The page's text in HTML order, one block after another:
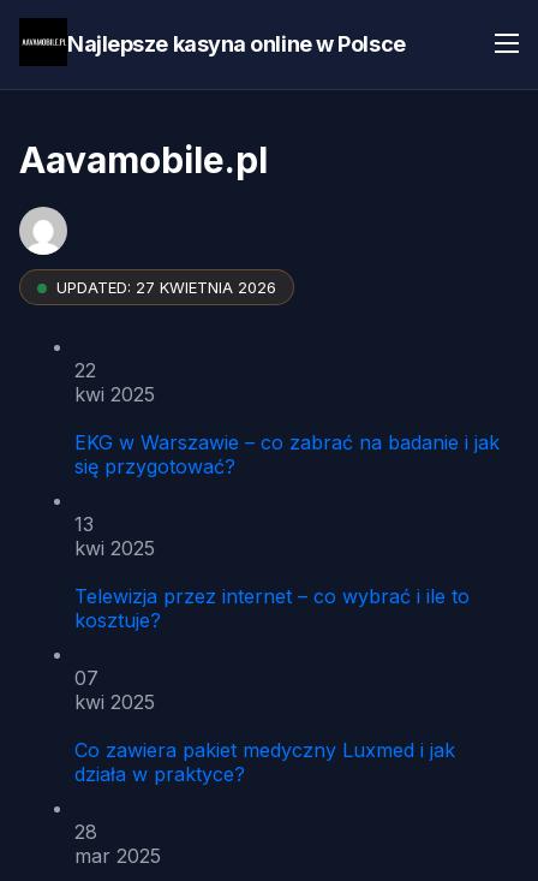
Najlepsze kasyna online w Polsce
Aavamobile.pl
UPDATED: 27 KWIETNIA 2026
22
kwi 2025
EKG w Warszawie – co zabrać na badanie i jak
się przygotować?
13
kwi 2025
Telewizja przez internet – co wybrać i ile to
kosztuje?
07
kwi 2025
Co zawiera pakiet medyczny Luxmed i jak
działa w praktyce?
28
mar 2025